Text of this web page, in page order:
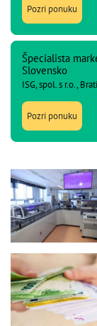
Pozri ponuku
Špecialista
Slovensko
ISG, spol. s r.o.,
Pozri ponuku